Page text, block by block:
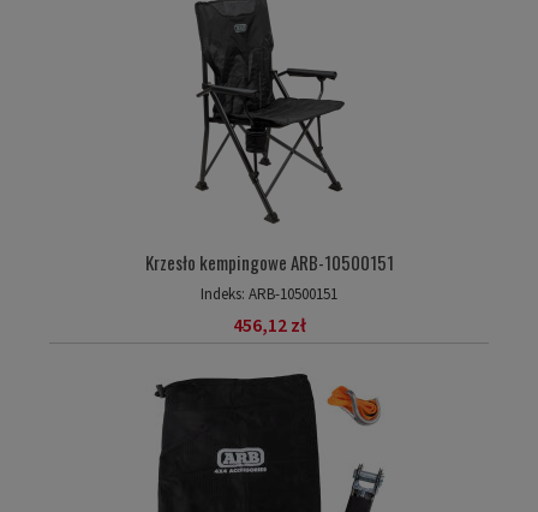
Krzesło kempingowe ARB-10500151
Indeks: ARB-10500151
456,12 zł